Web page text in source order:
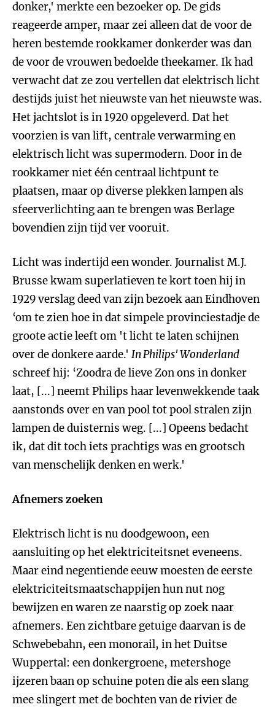
donker,' merkte een bezoeker op. De gids
reageerde amper, maar zei alleen dat de voor de
heren bestemde rookkamer donkerder was dan
de voor de vrouwen bedoelde theekamer. Ik had
verwacht dat ze zou vertellen dat elektrisch licht
destijds juist het nieuwste van het nieuwste was.
Het jachtslot is in 1920 opgeleverd. Dat het
voorzien is van lift, centrale verwarming en
elektrisch licht was supermodern. Door in de
rookkamer niet één centraal lichtpunt te
plaatsen, maar op diverse plekken lampen als
sfeerverlichting aan te brengen was Berlage
bovendien zijn tijd ver vooruit.
Licht was indertijd een wonder. Journalist M.J.
Brusse kwam superlatieven te kort toen hij in
1929 verslag deed van zijn bezoek aan Eindhoven
‘om te zien hoe in dat simpele provinciestadje de
groote actie leeft om 't licht te laten schijnen
over de donkere aarde.' In Philips' Wonderland
schreef hij: ‘Zoodra de lieve Zon ons in donker
laat, [...] neemt Philips haar levenwekkende taak
aanstonds over en van pool tot pool stralen zijn
lampen de duisternis weg. [...] Opeens bedacht
ik, dat dit toch iets prachtigs was en grootsch
van menschelijk denken en werk.'
Afnemers zoeken
Elektrisch licht is nu doodgewoon, een
aansluiting op het elektriciteitsnet eveneens.
Maar eind negentiende eeuw moesten de eerste
elektriciteitsmaatschappijen hun nut nog
bewijzen en waren ze naarstig op zoek naar
afnemers. Een zichtbare getuige daarvan is de
Schwebebahn, een monorail, in het Duitse
Wuppertal: een donkergroene, metershoge
ijzeren baan op schuine poten die als een slang
mee slingert met de bochten van de rivier de